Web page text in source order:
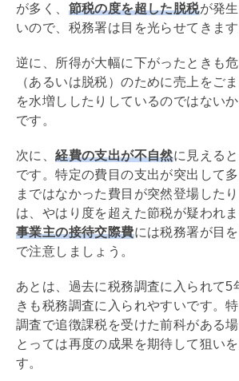
が多く、 節税の度を超した脱税が発
いので、税務署は目を光らせてきます
逆に、所得が大幅に下がったときも
（あるいは脱税）のために売上をご
を水増ししたりしているのではない
です。
次に、経費の支出が不自然に見える
です。特定の費目の支出が突出して
まではなかった費目が突然登場した
は、やはり度を超えた節税が疑われま
事業主の接待交際費には税務署が目
で注意しましょう。
あとは、過去に税務調査に入られて5
きも税務調査に入られやすいです。
調査で追徴課税を受けた前科がある
とっては再度の成果を期待して狙い
す。